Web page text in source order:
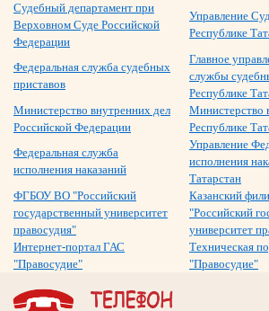
Судебный департамент при
Верховном Суде Российской
Федерации
Управление
Республике
Федеральная служба судебных
приставов
Главное
службы
Республике
Министерство внутренних дел
Российской Федерации
Министерство
Республике
Федеральная служба
исполнения наказаний
Управление
исполнения
Татарстан
ФГБОУ ВО "Российский
государственный университет
правосудия"
Казанский
"Российский
университет
Интернет-портал ГАС
"Правосудие"
Техническая
"Правосудие"